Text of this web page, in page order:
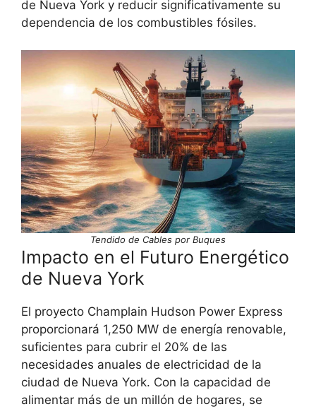
de Nueva York y reducir significativamente su
dependencia de los combustibles fósiles.
Tendido de Cables por Buques
Impacto en el Futuro Energético
de Nueva York
El proyecto Champlain Hudson Power Express
proporcionará 1,250 MW de energía renovable,
suficientes para cubrir el 20% de las
necesidades anuales de electricidad de la
ciudad de Nueva York. Con la capacidad de
alimentar más de un millón de hogares, se